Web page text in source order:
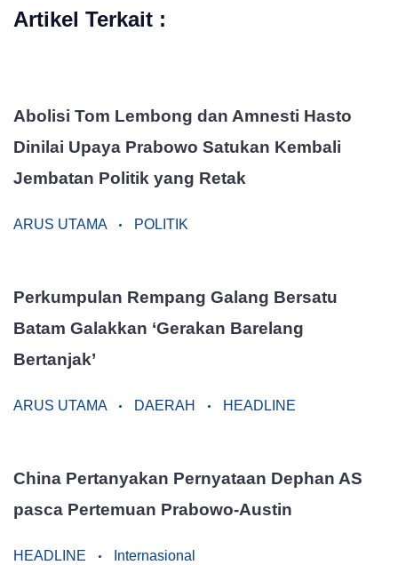
Artikel Terkait :
Abolisi Tom Lembong dan Amnesti Hasto
Dinilai Upaya Prabowo Satukan Kembali
Jembatan Politik yang Retak
ARUS UTAMA POLITIK
Perkumpulan Rempang Galang Bersatu
Batam Galakkan ‘Gerakan Barelang
Bertanjak’
ARUS UTAMA DAERAH HEADLINE
China Pertanyakan Pernyataan Dephan AS
pasca Pertemuan Prabowo-Austin
HEADLINE Internasional